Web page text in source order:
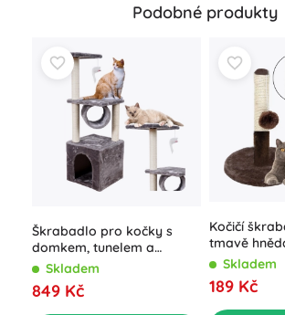
Podobné produkty
Škrabadlo pro kočky s
domkem, tunelem a
platformami
Skladem
849 Kč
Kočičí
tmavě
cmSkladem
189 Kč